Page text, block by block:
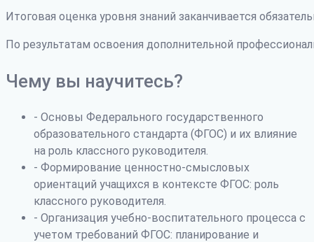
Итоговая оценка уровня знаний заканчивается
По результатам освоения дополнительной
Чему вы научитесь?
- Основы Федерального государственного
образовательного стандарта (ФГОС) и их влияние
на роль классного руководителя.
- Формирование ценностно-смысловых
ориентаций учащихся в контексте ФГОС: роль
классного руководителя.
- Организация учебно-воспитательного процесса с
учетом требований ФГОС: планирование и